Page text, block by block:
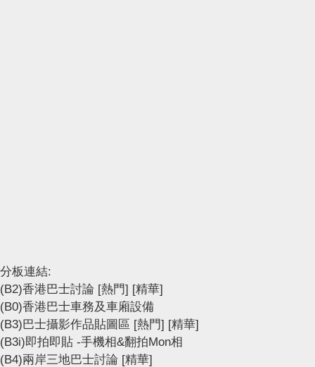
分板連結:
(B2)香港巴士討論 [熱門] [精華]
(B0)香港巴士車務及車廂設備
(B3)巴士攝影作品貼圖區 [熱門] [精華]
(B3i)即拍即貼 -手機相&翻拍Mon相
(B4)兩岸三地巴士討論 [精華]